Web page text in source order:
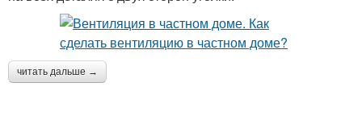
читать дальше →